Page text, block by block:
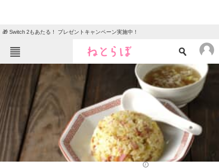
🎁 Switch 2もあたる！ プレゼントキャンペーン実施中！
ねとらぼメニュー
クイズ
グルメ 地域
教育・育児
動物 リサーチ